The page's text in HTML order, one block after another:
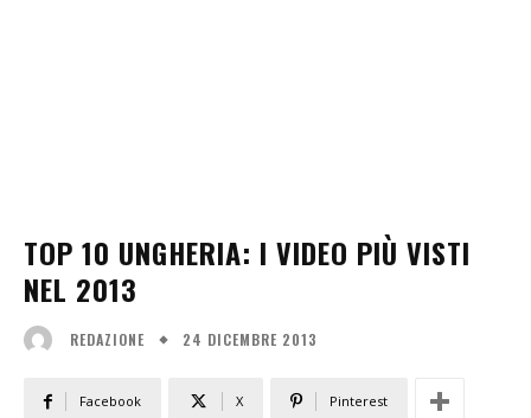
TOP 10 UNGHERIA: I VIDEO PIÙ VISTI
NEL 2013
REDAZIONE 24 DICEMBRE 2013
Facebook X Pinterest